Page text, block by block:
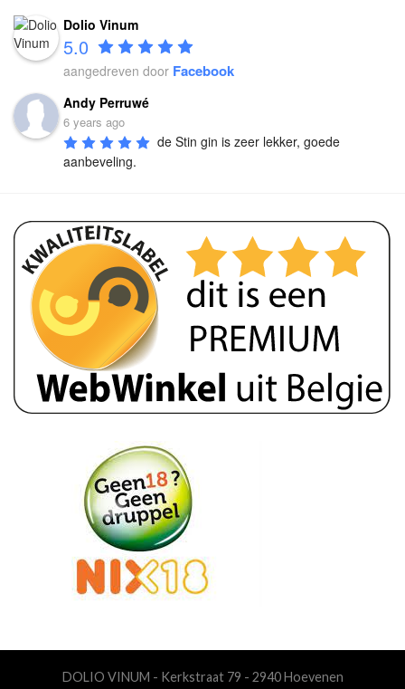
Dolio Vinum
5.0
aangedreven door Facebook
Andy Perruwé
6 years ago
de Stin gin is zeer lekker, goede
aanbeveling.
DOLIO VINUM - Kerkstraat 79 - 2940 Hoevenen